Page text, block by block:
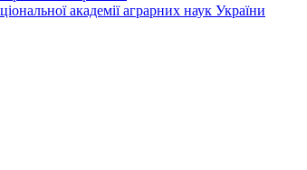
академії аграрних наук України